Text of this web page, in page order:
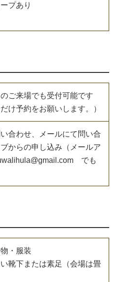
プあり
ご来場でも受付可能です
け予約をお願いします。）
合わせ、メールにて問い合
からの申し込み（メールア
でも
・服装
い靴下または素足（会場は畳